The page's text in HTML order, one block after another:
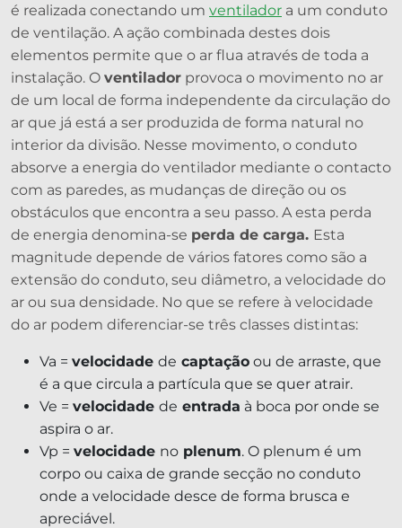
é realizada conectando um ventilador a um conduto
de ventilação. A ação combinada destes dois
elementos permite que o ar flua através de toda a
instalação. O ventilador provoca o movimento no ar
de um local de forma independente da circulação do
ar que já está a ser produzida de forma natural no
interior da divisão. Nesse movimento, o conduto
absorve a energia do ventilador mediante o contacto
com as paredes, as mudanças de direção ou os
obstáculos que encontra a seu passo. A esta perda
de energia denomina-se perda de carga. Esta
magnitude depende de vários fatores como são a
extensão do conduto, seu diâmetro, a velocidade do
ar ou sua densidade. No que se refere à velocidade
do ar podem diferenciar-se três classes distintas:
Va = velocidade de captação ou de arraste, que
é a que circula a partícula que se quer atrair.
Ve = velocidade de entrada à boca por onde se
aspira o ar.
Vp = velocidade no plenum. O plenum é um
corpo ou caixa de grande secção no conduto
onde a velocidade desce de forma brusca e
apreciável.